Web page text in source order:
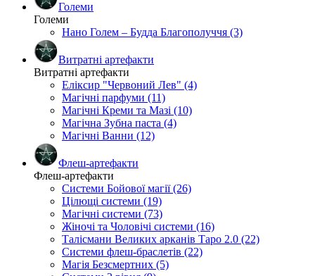
Големи
Големи
Нано Голем – Будда Благополуччя (3)
Витратні артефакти
Витратні артефакти
Еліксир "Червоний Лев" (4)
Магічні парфуми (11)
Магічні Креми та Мазі (10)
Магічна Зубна паста (4)
Магічні Ванни (12)
Флеш-артефакти
Флеш-артефакти
Системи Бойової магії (26)
Цілющі системи (19)
Магічні системи (73)
Жіночі та Чоловічі системи (16)
Талісмани Великих арканів Таро 2.0 (22)
Системи флеш-браслетів (22)
Магія Безсмертних (5)